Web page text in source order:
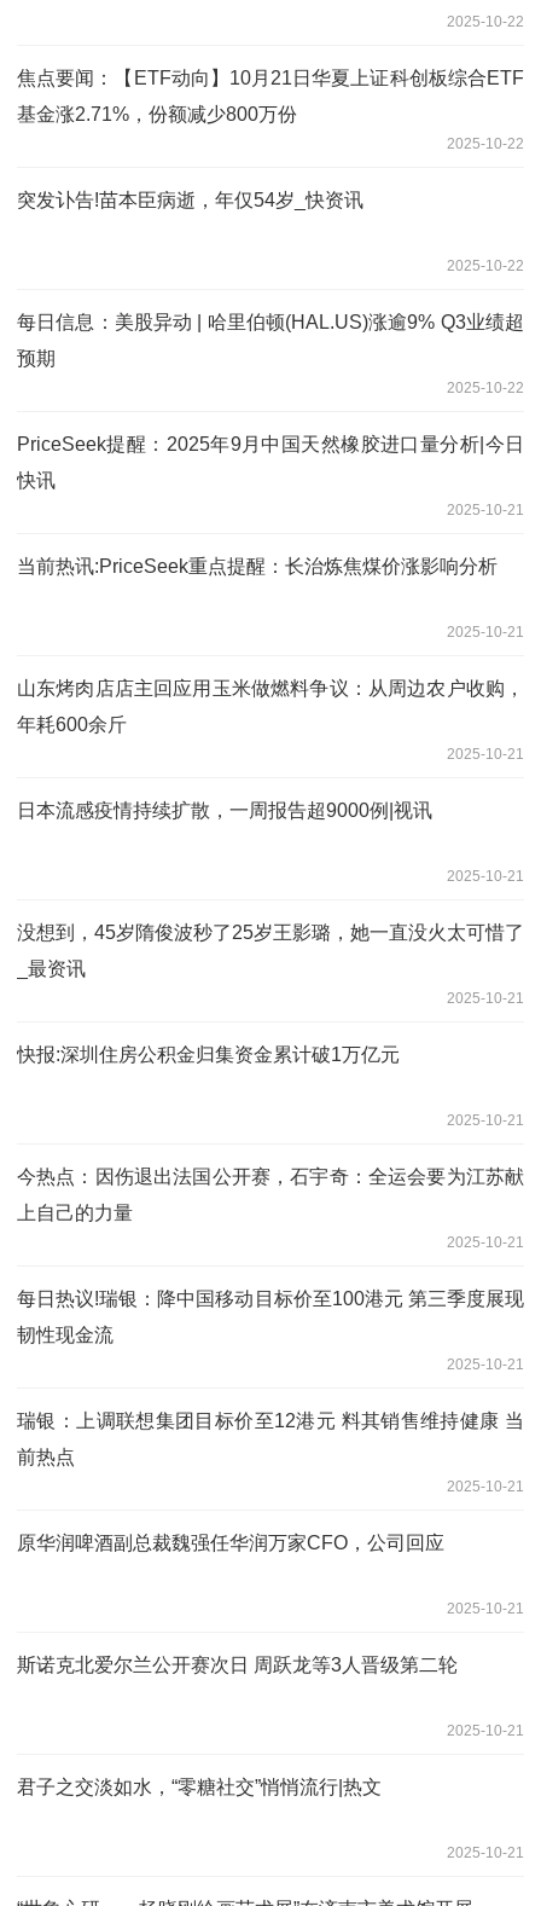
2025-10-22
焦点要闻：【ETF动向】10月21日华夏上证科创板综合ETF
基金涨2.71%，份额减少800万份
2025-10-22
突发讣告!苗本臣病逝，年仅54岁_快资讯
2025-10-22
每日信息：美股异动 | 哈里伯顿(HAL.US)涨逾9% Q3业绩超
预期
2025-10-22
PriceSeek提醒：2025年9月中国天然橡胶进口量分析|今日
快讯
2025-10-21
当前热讯:PriceSeek重点提醒：长治炼焦煤价涨影响分析
2025-10-21
山东烤肉店店主回应用玉米做燃料争议：从周边农户收购，
年耗600余斤
2025-10-21
日本流感疫情持续扩散，一周报告超9000例|视讯
2025-10-21
没想到，45岁隋俊波秒了25岁王影璐，她一直没火太可惜了
_最资讯
2025-10-21
快报:深圳住房公积金归集资金累计破1万亿元
2025-10-21
今热点：因伤退出法国公开赛，石宇奇：全运会要为江苏献
上自己的力量
2025-10-21
每日热议!瑞银：降中国移动目标价至100港元 第三季度展现
韧性现金流
2025-10-21
瑞银：上调联想集团目标价至12港元 料其销售维持健康 当
前热点
2025-10-21
原华润啤酒副总裁魏强任华润万家CFO，公司回应
2025-10-21
斯诺克北爱尔兰公开赛次日 周跃龙等3人晋级第二轮
2025-10-21
君子之交淡如水，“零糖社交”悄悄流行|热文
2025-10-21